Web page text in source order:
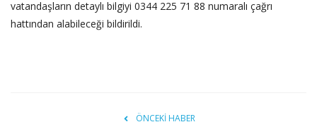
vatandaşların detaylı bilgiyi 0344 225 71 88 numaralı çağrı
hattından alabileceği bildirildi.
ÖNCEKI HABER